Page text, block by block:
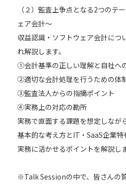
（２）監査上争点となる2つのテ
ェア会計～
収益認識・ソフトウェア会計につ
れ解説します。
①会計基準の正しい理解と自社へ
②適切な会計処理を行うための体
③監査法人からの指摘ポイント
④実務上の対応の勘所
実務で直面する課題を想定しなが
基本的な考え方とIT・SaaS企業特
実務に活かせるポイントを解説しま
※Talk Sessionの中で、皆さんの